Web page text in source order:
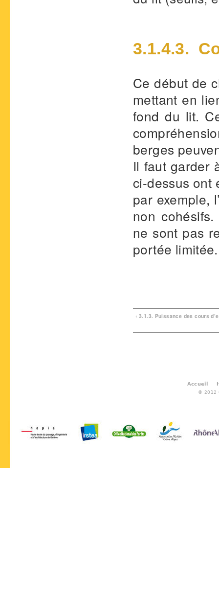
3.1.4.3.
Ce début de
mettant en
fond du lit.
berges
Il faut garder
ci-dessus ont
par exemple,
non
ne sont pas
portée limitée.
‹ 3.1.3. Puissance des cours
Accueil
© 2012